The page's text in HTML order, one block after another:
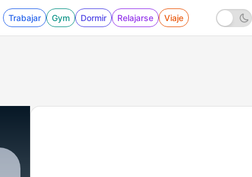
Trabajar Gym Dormir Relajarse Viaje